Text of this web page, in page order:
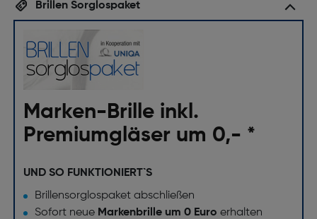
Brillen Sorglospaket
Marken-Brille inkl.
Premiumgläser um 0,- *
UND SO FUNKTIONIERT`S
Brillensorglospaket abschließen
Sofort neue Markenbrille um 0 Euro erhalten